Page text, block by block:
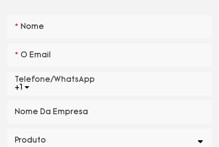
Nome
O Email
+1
Telefone/WhatsApp
Nome Da Empresa
Produto